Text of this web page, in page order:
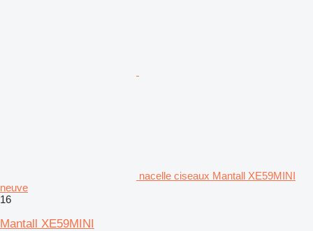
nacelle ciseaux Mantall XE59MINI
neuve
16
Mantall XE59MINI